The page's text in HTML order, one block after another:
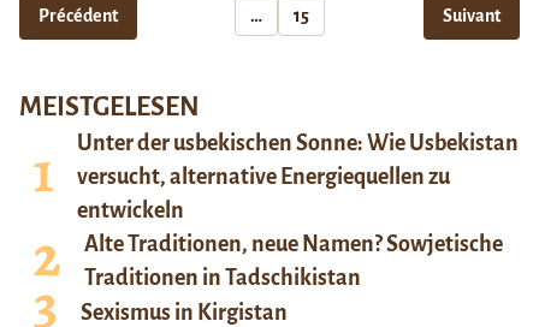
Précédent … 15 Suivant
MEISTGELESEN
Unter der usbekischen Sonne: Wie Usbekistan
versucht, alternative Energiequellen zu
entwickeln
Alte Traditionen, neue Namen? Sowjetische
Traditionen in Tadschikistan
Sexismus in Kirgistan